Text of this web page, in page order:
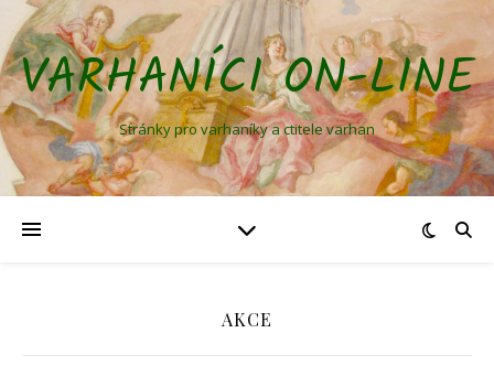
VARHANÍCI ON-LINE
Stránky pro varhaníky a ctitele varhan
AKCE